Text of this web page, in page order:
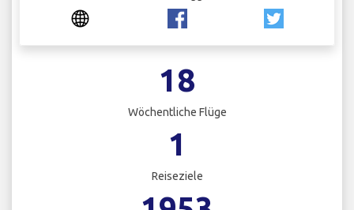
18
Wöchentliche Flüge
1
Reiseziele